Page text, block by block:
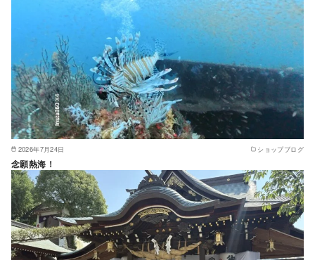
2026年7月24日 ショップブログ
念願熱海！